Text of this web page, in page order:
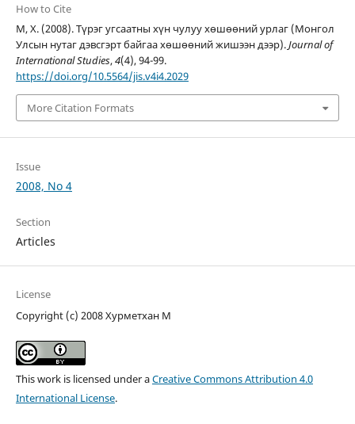
How to Cite
М, Х. (2008). Түрэг угсаатны хүн чулуу хөшөөний урлаг (Монгол
Улсын нутаг дэвсгэрт байгаа хөшөөний жишээн дээр).Journal of
International Studies,4(4), 94-99.
https://doi.org/10.5564/jis.v4i4.2029
More Citation Formats
Issue
2008, No 4
Section
Articles
License
Copyright (c) 2008 Хурметхан М
This work is licensed under aCreative Commons Attribution 4.0
International License.